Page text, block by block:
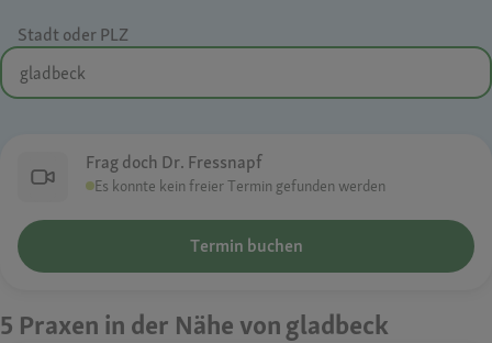
Stadt oder PLZ
Frag doch Dr. Fressnapf
Es konnte kein freier Termin gefunden werden
Termin buchen
5 Praxen in der Nähe von gladbeck